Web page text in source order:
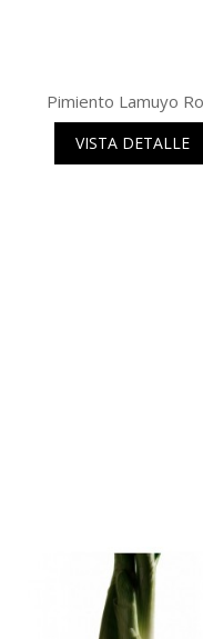
Pimiento Lamuyo
VISTA DETALLE